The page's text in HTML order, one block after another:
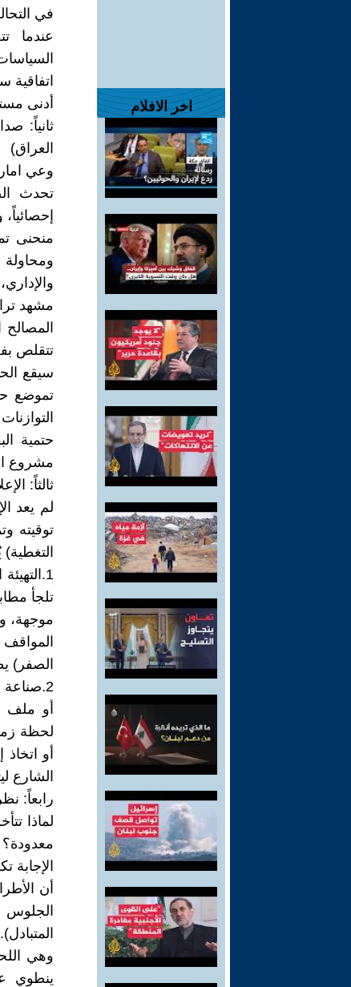
اخر الافلام
في
عندما
أدنى
ثانياً:
العراق)
وعي
تحدث
منحنى
مشهد
تتقلص
سيقع
تموضع
حتمية
مشروع
ثالثاً:
لم يعد
توقيته
تلجأ
موجهة،
الصفر)
أو ملف
لحظة
أو
الشارع
رابعاً:
لماذا
معدودة؟
أن
الجلوس
المتبادل).
وهي
ينطوي